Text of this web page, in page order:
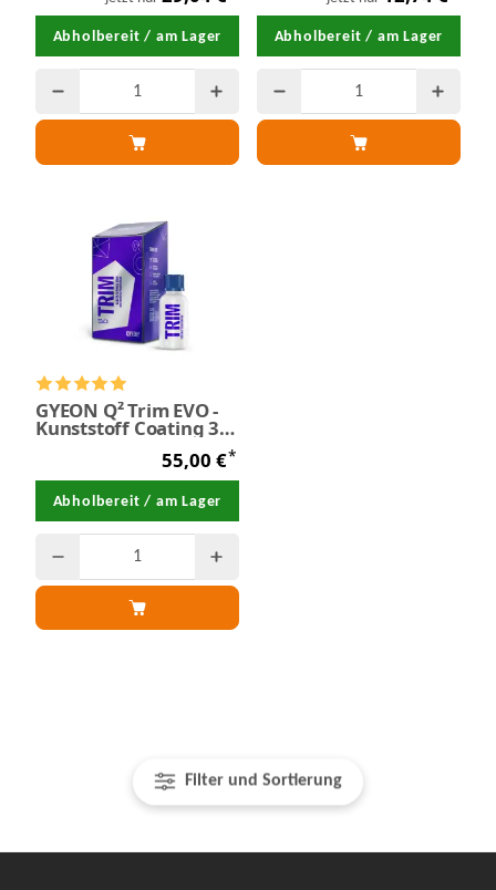
Filter und Sortierung
Abholbereit / am Lager Abholbereit / am Lager
GYEON Q² Trim EVO -
Kunststoff Coating 30
55,00 €*
Abholbereit / am Lager